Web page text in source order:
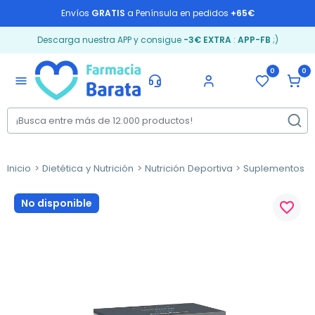
Envíos GRATIS a Península en pedidos +65€
Descarga nuestra APP y consigue -3€ EXTRA: APP-FB ;)
menu
0 0
Inicio Dietética y Nutrición Nutrición Deportiva Suplementos
No disponible favorite_border